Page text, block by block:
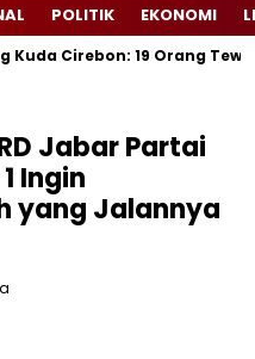
POLITIK EKONOMI
19 Orang Tewas,
Jabar Partai
Ingin
yang Jalannya